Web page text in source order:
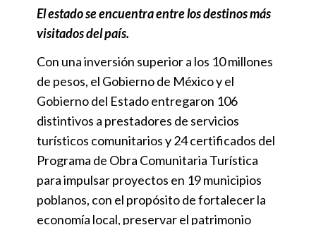
El estado se encuentra entre los destinos más
visitados del país.
Con una inversión superior a los 10 millones
de pesos, el Gobierno de México y el
Gobierno del Estado entregaron 106
distintivos a prestadores de servicios
turísticos comunitarios y 24 certificados del
Programa de Obra Comunitaria Turística
para impulsar proyectos en 19 municipios
poblanos, con el propósito de fortalecer la
economía local, preservar el patrimonio